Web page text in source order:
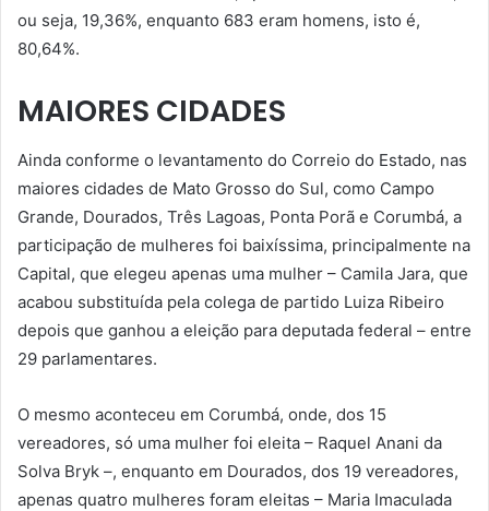
ou seja, 19,36%, enquanto 683 eram homens, isto é,
80,64%.
MAIORES CIDADES
Ainda conforme o levantamento do Correio do Estado, nas
maiores cidades de Mato Grosso do Sul, como Campo
Grande, Dourados, Três Lagoas, Ponta Porã e Corumbá, a
participação de mulheres foi baixíssima, principalmente na
Capital, que elegeu apenas uma mulher – Camila Jara, que
acabou substituída pela colega de partido Luiza Ribeiro
depois que ganhou a eleição para deputada federal – entre
29 parlamentares.
O mesmo aconteceu em Corumbá, onde, dos 15
vereadores, só uma mulher foi eleita – Raquel Anani da
Solva Bryk –, enquanto em Dourados, dos 19 vereadores,
apenas quatro mulheres foram eleitas – Maria Imaculada